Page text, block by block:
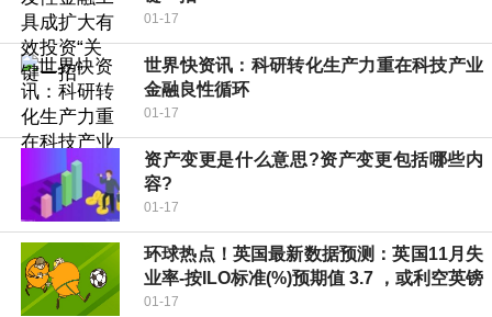
01-17
世界快资讯：科研转化生产力重在科技产业
金融良性循环
01-17
资产变更是什么意思?资产变更包括哪些内
容?
01-17
环球热点！英国最新数据预测：英国11月失
业率-按ILO标准(%)预期值 3.7 ，或利空英镑
01-17